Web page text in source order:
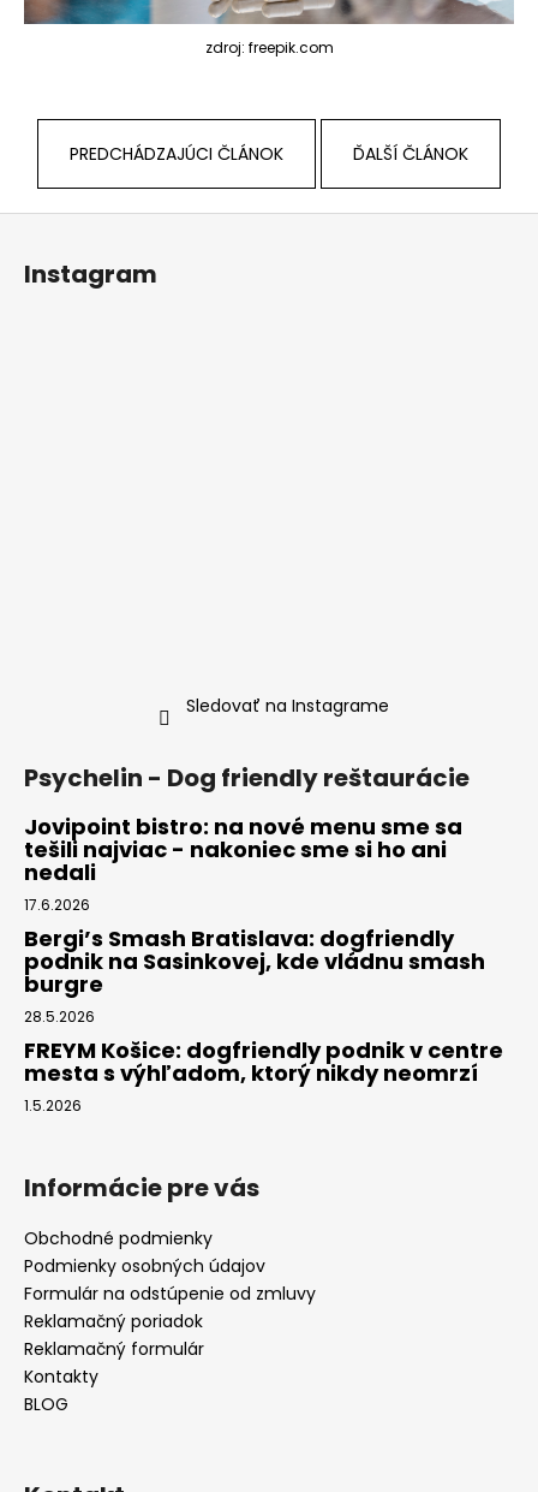
zdroj: freepik.com
PREDCHÁDZAJÚCI ČLÁNOK ĎALŠÍ ČLÁNOK
Z
Instagram
Sledovať na Instagrame
Psychelin - Dog friendly reštaurácie
Jovipoint bistro: na nové menu sme sa
tešili najviac - nakoniec sme si ho ani
nedali
17.6.2026
Bergi’s Smash Bratislava: dogfriendly
podnik na Sasinkovej, kde vládnu smash
burgre
28.5.2026
FREYM Košice: dogfriendly podnik v centre
mesta s výhľadom, ktorý nikdy neomrzí
1.5.2026
Informácie pre vás
Obchodné podmienky
Podmienky osobných údajov
Formulár na odstúpenie od zmluvy
Reklamačný poriadok
Reklamačný formulár
Kontakty
BLOG